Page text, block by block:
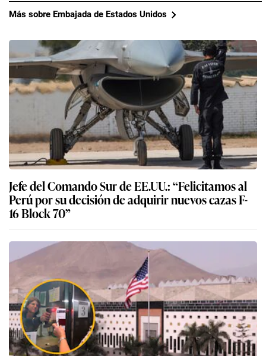
Más sobre Embajada de Estados Unidos
Jefe del Comando Sur de EE.UU.: “Felicitamos al
Perú por su decisión de adquirir nuevos cazas F-
16 Block 70”